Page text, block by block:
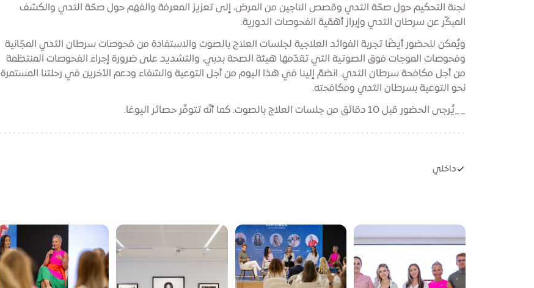
لجنة التحكيم حول صحّة الثدي وقصص الناجين من المرض، إلى تعزيز المعرفة والفهم حول صحّة الثدي والكشف
المبكّر عن سرطان الثدي وإبراز أهمّية الفحوصات الدورية.
ويُمكن للحضور أيضًا تجربة الفوائد العلاجية لجلسات العلاج بالصوت والاستفادة من فحوصات سرطان الثدي المجّانية
وفحوصات الموجات فوق الصوتية التي تقدّمها هيئة الصحة بدبي، والتشديد على ضرورة إجراء الفحوصات المنتظمة
من أجل مكافحة سرطان الثدي. انضمّ إلينا في هذا اليوم من أجل التوعية والشفاء ودعم الآخرين في رحلتنا المستمرة
نحو التوعية بسرطان الثدي ومكافحته.
__يُرجى الحضور قبل 10 دقائق من جلسات العلاج بالصوت. كما أنّه تتوفّر حصائر اليوغا.
داخلي